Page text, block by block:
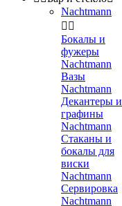
Nachtmann
 
Бокалы и
фужеры
Nachtmann
Вазы
Nachtmann
Декантеры и
графины
Nachtmann
Стаканы и
бокалы для
виски
Nachtmann
Сервировка
Nachtmann